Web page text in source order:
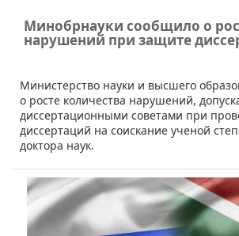
Минобрнауки сообщило о
нарушений при защите
Министерство науки и высшего
о росте количества нарушений,
диссертационными советами при
диссертаций на соискание ученой
доктора наук.